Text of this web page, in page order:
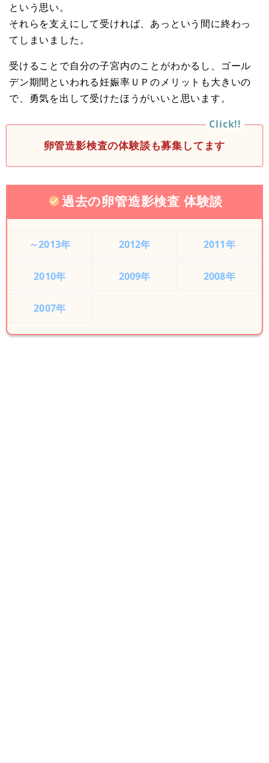
という思い。
それらを支えにして受ければ、あっという間に終わっ
てしまいました。
受けることで自分の子宮内のことがわかるし、ゴール
デン期間といわれる妊娠率ＵＰのメリットも大きいの
で、勇気を出して受けたほうがいいと思います。
卵管造影検査の体験談も募集してます
過去の卵管造影検査 体験談
～2013年 2012年 2011年
2010年 2009年 2008年
2007年